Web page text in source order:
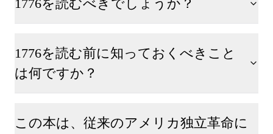
1776を読むべきでしょうか？
1776を読む前に知っておくべきこと
は何ですか？
この本は、従来のアメリカ独立革命に